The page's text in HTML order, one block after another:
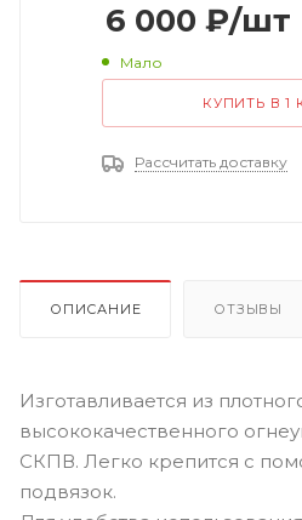
6 000 ₽/шт
Мало
КУПИТЬ В 1
Рассчитать доставку
ОПИСАНИЕ ОТЗЫВЫ
Изготавливается из
высококачественного
СКПВ. Легко крепится с
подвязок.